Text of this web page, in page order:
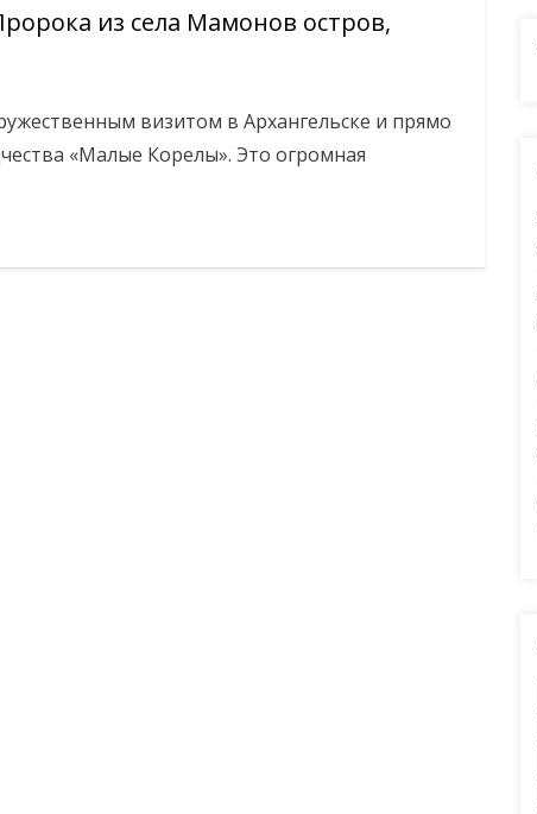
из села Мамонов остров,
визитом в Архангельске и прямо
«Малые Корелы». Это огромная